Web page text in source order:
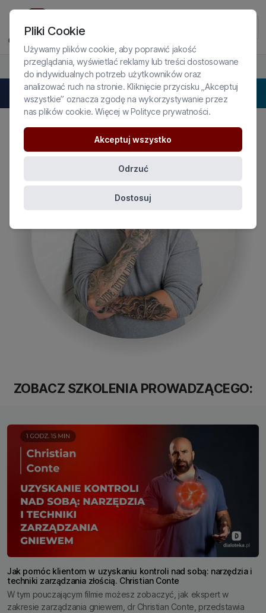
PROFIL EKSPERTA
Christian Conte
ZOBACZ SZKOLENIA PROWADZĄCEGO:
Jak pomóc klientom w uzyskaniu kontroli nad sobą: narzędzia i
techniki zarządzania złością. Christian Conte
W tym pouczającym filmie możesz zobaczyć, jak ekspert w
zakresie zarządzania gniewem, dr Christian Conte, przedstawia
Pliki Cookie
Używamy plików cookie, aby poprawić jakość
przeglądania, wyświetlać reklamy lub treści dostosowane
do indywidualnych potrzeb użytkowników oraz
analizować ruch na stronie. Kliknięcie przycisku „Akceptuj
wszystkie” oznacza zgodę na wykorzystywanie przez
nas plików cookie. Więcej wPolityce prywatności.
Akceptuj wszystko
Odrzuć
Dostosuj